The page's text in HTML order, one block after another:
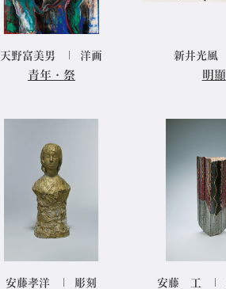
天野富美男 洋画
青年・祭
新井光風
明顯
安藤孝洋 彫刻 安藤 工